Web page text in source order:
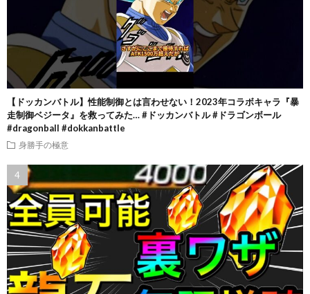
【ドッカンバトル】性能制御とは言わせない！2023年コラボキャラ『暴
走制御ベジータ』を救ってみた… #ドッカンバトル #ドラゴンボール
#dragonball #dokkanbattle
身勝手の極意